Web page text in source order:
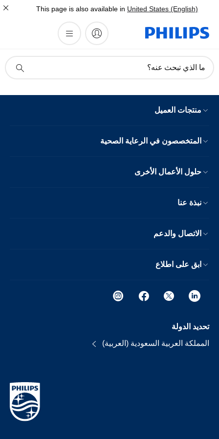
This page is also available in United States (English)
دعم
ما الذي تبحث عنه؟
منتجات العميل
المتخصصون في الرعاية الصحية
حلول الأعمال الأخرى
نبذة عنا
الاتصال والدعم
ابق على اطلاع
تحديد الدولة
المملكة العربية السعودية (العربية)